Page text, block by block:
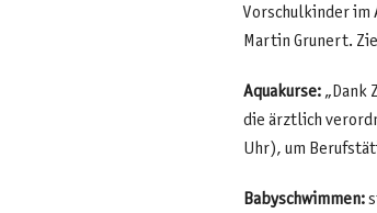
Vorschulkinder im
Martin Grunert.
Aquakurse: „Dank
die ärztlich
Uhr), um
Babyschwimmen: